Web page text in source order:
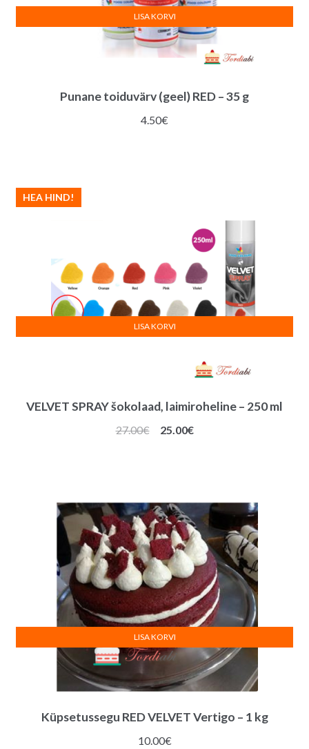
Punane toiduvärv (geel) RED – 35 g
4.50€
LISA KORVI
VELVET SPRAY šokolaad, laimiroheline – 250 ml
HEA HIND!
27.00€
Algne
25.00€Praegune
LISA KORVI
Küpsetussegu RED VELVET Vertigo – 1 kg
10.00€
LISA KORVI